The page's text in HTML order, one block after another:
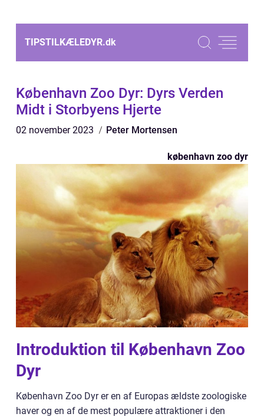
TIPSTILKÆLEDYR.dk
København Zoo Dyr: Dyrs Verden
Midt i Storbyens Hjerte
02 november 2023 Peter Mortensen
københavn zoo dyr
Introduktion til København Zoo
Dyr
København Zoo Dyr er en af Europas ældste zoologiske
haver og en af de mest populære attraktioner i den